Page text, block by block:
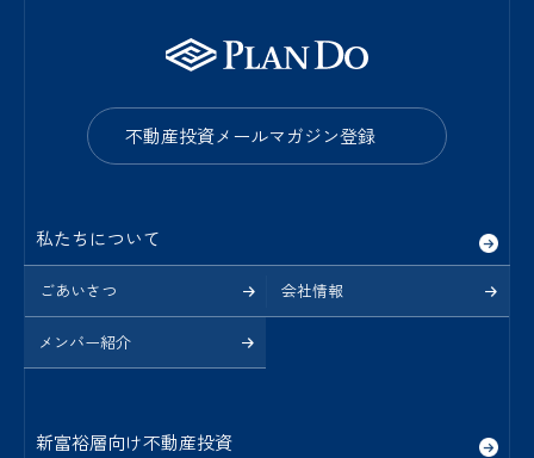
不動産投資メールマガジン登録
私たちについて
ごあいさつ 会社情報
メンバー紹介
新富裕層向け不動産投資